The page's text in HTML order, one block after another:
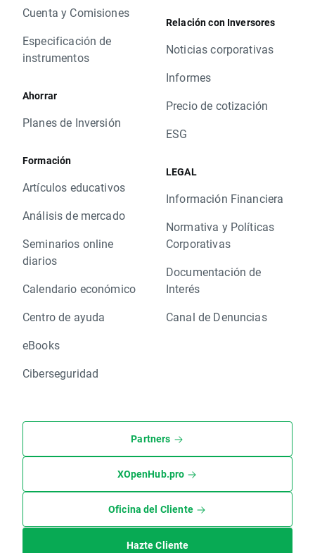
Cuenta y Comisiones
Especificación de
instrumentos
Ahorrar
Planes de Inversión
Formación
Artículos educativos
Análisis de mercado
Seminarios online
diarios
Calendario económico
Centro de ayuda
eBooks
Ciberseguridad
Relación con Inversores
Noticias corporativas
Informes
Precio de cotización
ESG
LEGAL
Información Financiera
Normativa y Políticas
Corporativas
Documentación de
Interés
Canal de Denuncias
Partners
XOpenHub.pro
Oficina del Cliente
Hazte Cliente